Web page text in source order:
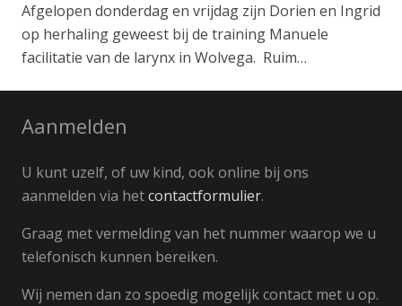
Afgelopen donderdag en vrijdag zijn Dorien en Ingrid
op herhaling geweest bij de training Manuele
facilitatie van de larynx in Wolvega. Ruim…
Aanmelden
U kunt uzelf, of uw kind, ook online bij ons
aanmelden via hetcontactformulier.
Graag met vermelding van het nummer waarop we u
telefonisch kunnen bereiken.
Wij nemen dan zo spoedig mogelijk contact met u op.